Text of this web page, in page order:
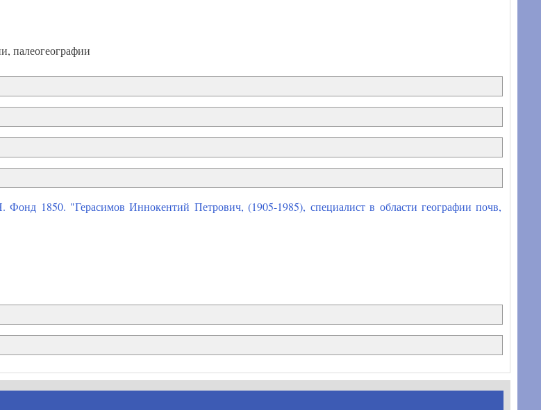
палеогеографии
Фонд 1850. "Герасимов Иннокентий Петрович, (1905-1985), специалист в области географии почв,